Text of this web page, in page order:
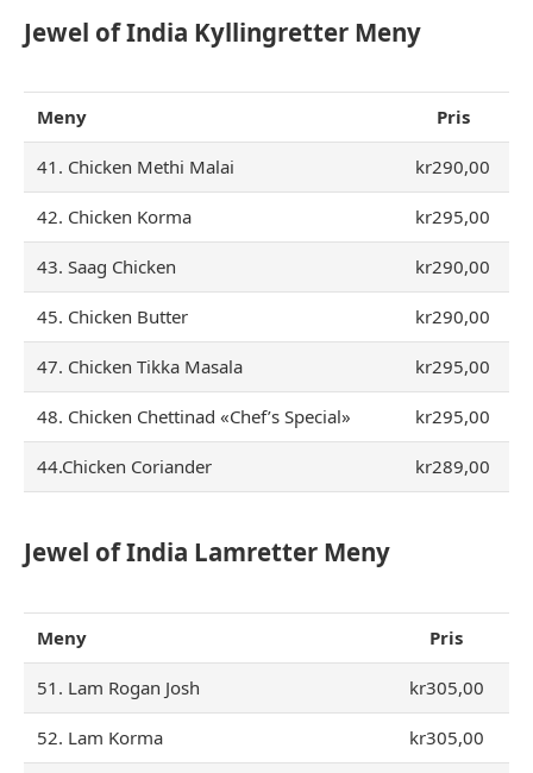
Jewel of India Kyllingretter Meny
Meny Pris
41. Chicken Methi Malai kr290,00
42. Chicken Korma kr295,00
43. Saag Chicken kr290,00
45. Chicken Butter kr290,00
47. Chicken Tikka Masala kr295,00
48. Chicken Chettinad «Chef’s Special» kr295,00
44.Chicken Coriander kr289,00
Jewel of India Lamretter Meny
Meny Pris
51. Lam Rogan Josh kr305,00
52. Lam Korma kr305,00